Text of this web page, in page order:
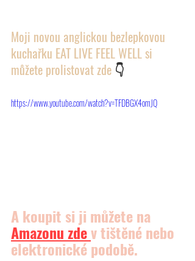
Moji novou anglickou bezlepkovou
kuchařku EAT LIVE FEEL WELL si
můžete prolistovat zde 👇
https://www.youtube.com/watch?v=TFDBGX4omJQ
A koupit si ji můžete na
Amazonu zde v tištěné nebo
elektronické podobě.